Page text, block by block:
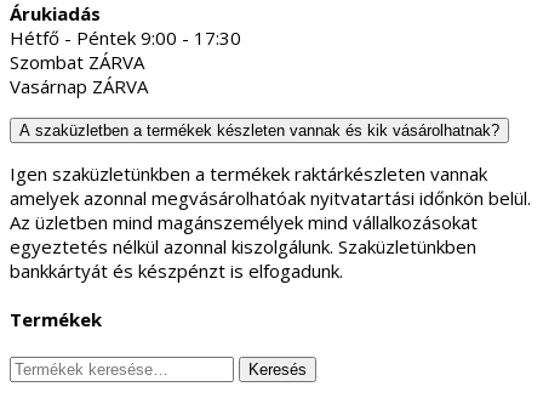
Árukiadás
Hétfő - Péntek 9:00 - 17:30
Szombat ZÁRVA
Vasárnap ZÁRVA
A szaküzletben a termékek készleten vannak és kik vásárolhatnak?
Igen szaküzletünkben a termékek raktárkészleten vannak
amelyek azonnal megvásárolhatóak nyitvatartási időnkön belül.
Az üzletben mind magánszemélyek mind vállalkozásokat
egyeztetés nélkül azonnal kiszolgálunk. Szaküzletünkben
bankkártyát és készpénzt is elfogadunk.
Termékek
Keresés
Keresés